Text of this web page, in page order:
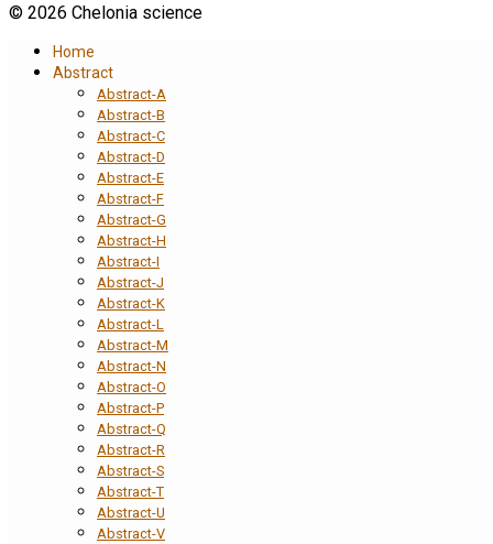
© 2026 Chelonia science
Home
Abstract
Abstract-A
Abstract-B
Abstract-C
Abstract-D
Abstract-E
Abstract-F
Abstract-G
Abstract-H
Abstract-I
Abstract-J
Abstract-K
Abstract-L
Abstract-M
Abstract-N
Abstract-O
Abstract-P
Abstract-Q
Abstract-R
Abstract-S
Abstract-T
Abstract-U
Abstract-V